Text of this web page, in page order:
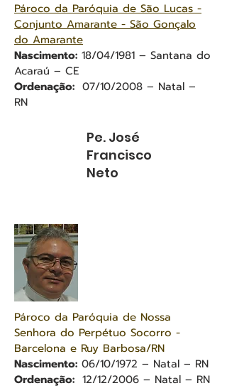
Pároco da Paróquia de São Lucas -
Conjunto Amarante - São Gonçalo
do Amarante
Nascimento: 18/04/1981 – Santana do
Acaraú – CE
Ordenação: 07/10/2008 – Natal –
RN
Pe. José
Francisco
Neto
Pároco da Paróquia de Nossa
Senhora do Perpétuo Socorro -
Barcelona e Ruy Barbosa/RN
Nascimento: 06/10/1972 – Natal – RN
Ordenação: 12/12/2006 – Natal – RN